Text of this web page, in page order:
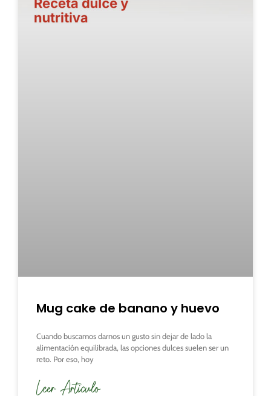
Mug cake de banano y huevo
Cuando buscamos darnos un gusto sin dejar de lado la
alimentación equilibrada, las opciones dulces suelen ser un
reto. Por eso, hoy
Leer Articulo